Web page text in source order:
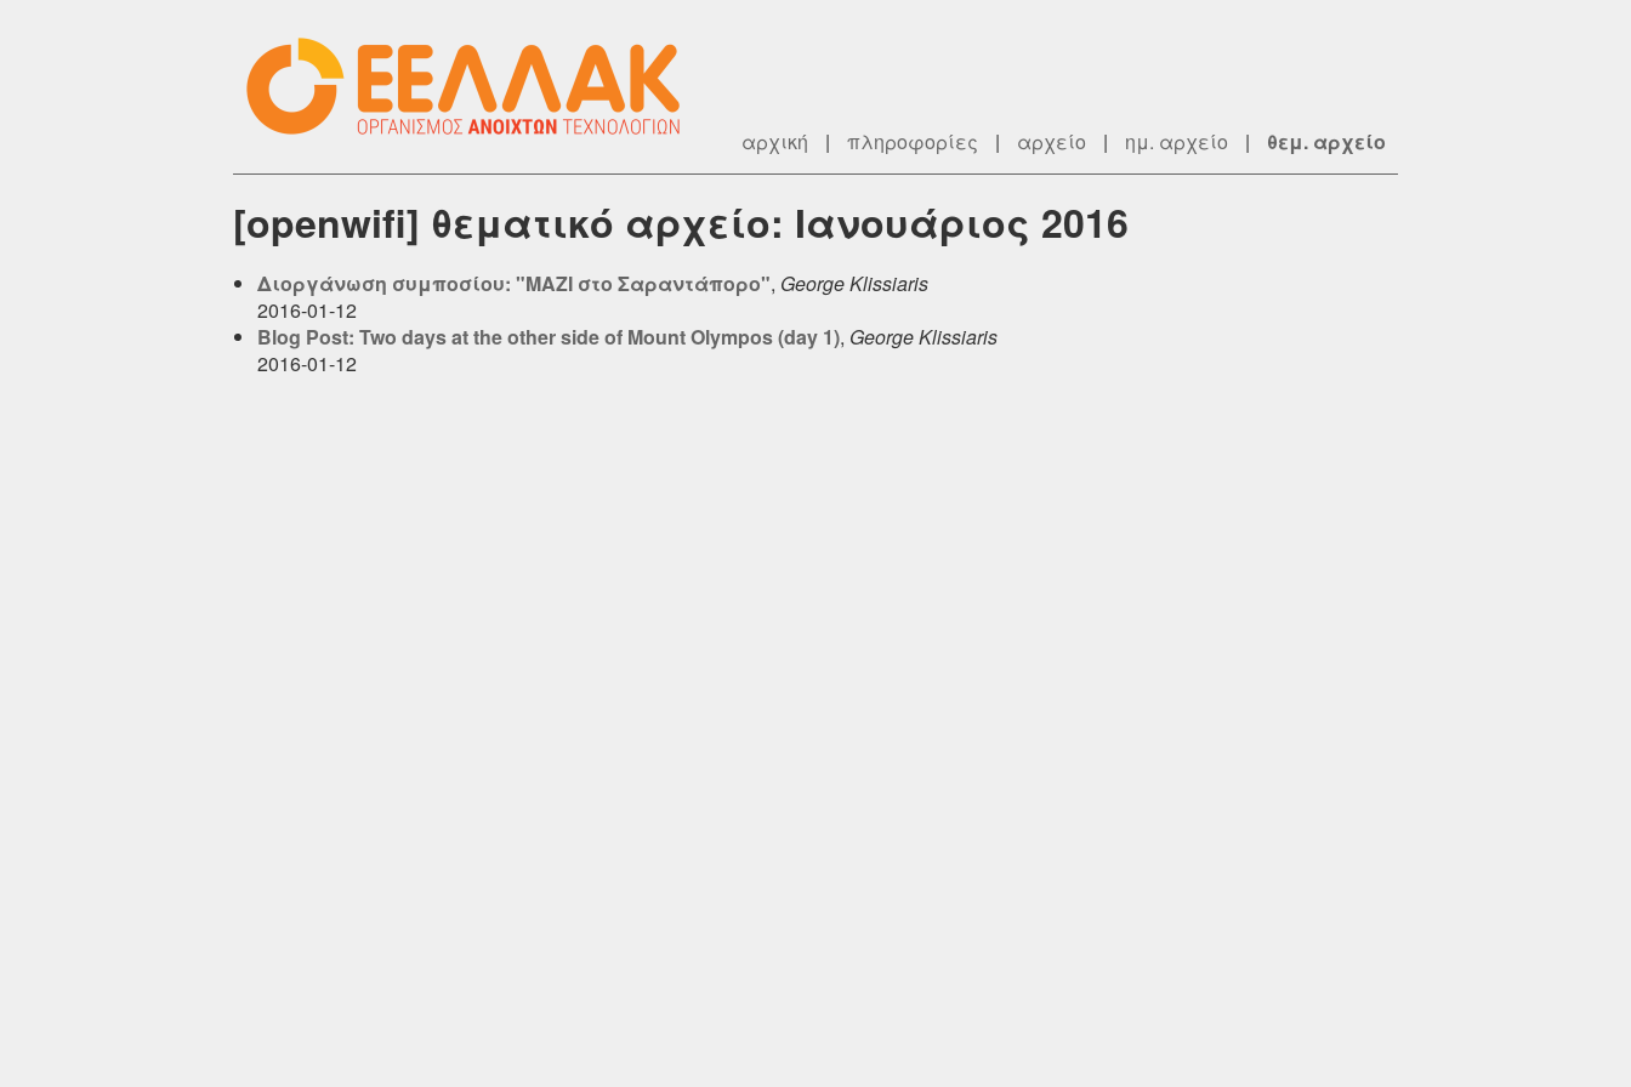
αρχική | πληροφορίες | αρχείο | ημ. αρχείο | θεμ. αρχείο
[openwifi] θεματικό αρχείο: Ιανουάριος 2016
Διοργάνωση συμποσίου: "ΜΑΖΙ στο Σαραντάπορο", George Klissiaris
2016-01-12
Blog Post: Two days at the other side of Mount Olympos (day 1), George Klissiaris
2016-01-12